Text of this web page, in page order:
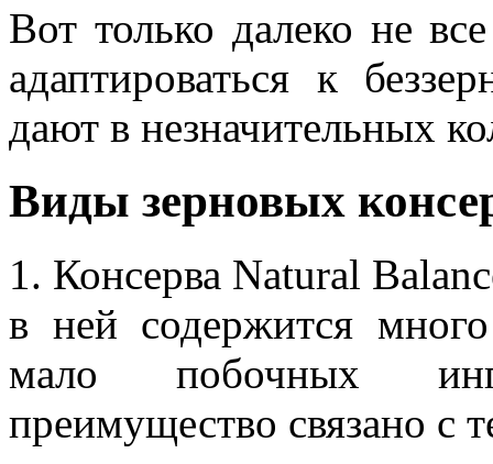
Вот только далеко не
адаптироваться к
дают в незначительных
Виды зерновых
1. Консерва Natural
в ней содержится
мало побочных
преимущество связано с